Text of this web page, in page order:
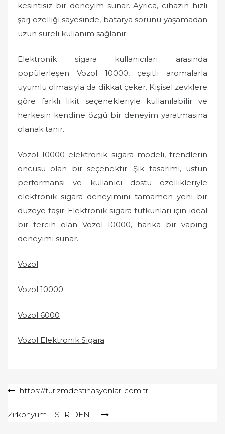
kesintisiz bir deneyim sunar. Ayrıca, cihazın hızlı
şarj özelliği sayesinde, batarya sorunu yaşamadan
uzun süreli kullanım sağlanır.
Elektronik sigara kullanıcıları arasında
popülerleşen Vozol 10000, çeşitli aromalarla
uyumlu olmasıyla da dikkat çeker. Kişisel zevklere
göre farklı likit seçenekleriyle kullanılabilir ve
herkesin kendine özgü bir deneyim yaratmasına
olanak tanır.
Vozol 10000 elektronik sigara modeli, trendlerin
öncüsü olan bir seçenektir. Şık tasarımı, üstün
performansı ve kullanıcı dostu özellikleriyle
elektronik sigara deneyimini tamamen yeni bir
düzeye taşır. Elektronik sigara tutkunları için ideal
bir tercih olan Vozol 10000, harika bir vaping
deneyimi sunar.
Vozol
Vozol 10000
Vozol 6000
Vozol Elektronik Sigara
Yazıhttps://turizmdestinasyonlari.com.tr
Zirkonyum – STR DENT